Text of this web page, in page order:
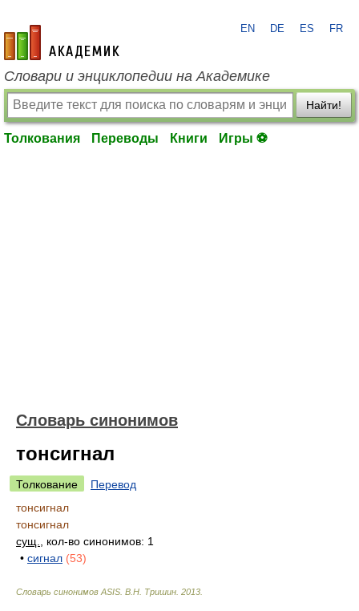
academic.ru
EN DE ES FR
Словари и энциклопедии на Академике
Найти!
Толкования Переводы Книги Игры ⚽
Словарь синонимов
тонсигнал
Толкование
Перевод
тонсигнал
тонсигнал
сущ.
, кол-во синонимов: 1
• сигнал (53)
Словарь синонимов ASIS. В.Н. Тришин 2013